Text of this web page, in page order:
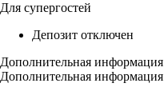
Для супергостей
Депозит отключен
Дополнительная информация
Дополнительная информация